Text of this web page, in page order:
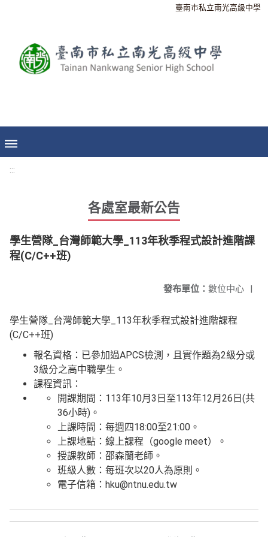
臺南市私立南光高級中學
:::
各處室最新公告
學生營隊_台灣師範大學_113年秋季程式設計進階課
程(C/C++班)
發布單位： 數位中心 |
學生營隊_台灣師範大學_113年秋季程式設計進階課程
(C/C++班)
報名資格：已參加過APCS檢測，且實作題為2級分或
3級分之高中職學生。
課程資訊：
開課期間：113年10月3日至113年12月26日(共
36小時)。
上課時間：每週四18:00至21:00。
上課地點：線上課程（google meet）。
授課教師：邵森蘭老師。
班級人數：每班次以20人為原則。
電子信箱：hku@ntnu.edu.tw